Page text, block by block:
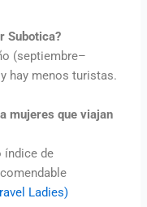
Subotica?
(septiembre–
hay menos turistas.
mujeres que viajan
índice de
Ladies)